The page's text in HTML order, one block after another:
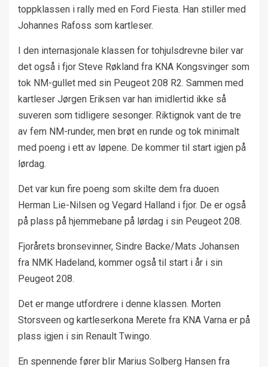
toppklassen i rally med en Ford Fiesta. Han stiller med
Johannes Rafoss som kartleser.
I den internasjonale klassen for tohjulsdrevne biler var
det også i fjor Steve Røkland fra KNA Kongsvinger som
tok NM-gullet med sin Peugeot 208 R2. Sammen med
kartleser Jørgen Eriksen var han imidlertid ikke så
suveren som tidligere sesonger. Riktignok vant de tre
av fem NM-runder, men brøt en runde og tok minimalt
med poeng i ett av løpene. De kommer til start igjen på
lørdag.
Det var kun fire poeng som skilte dem fra duoen
Herman Lie-Nilsen og Vegard Halland i fjor. De er også
på plass på hjemmebane på lørdag i sin Peugeot 208.
Fjorårets bronsevinner, Sindre Backe/Mats Johansen
fra NMK Hadeland, kommer også til start i år i sin
Peugeot 208.
Det er mange utfordrere i denne klassen. Morten
Storsveen og kartleserkona Merete fra KNA Varna er på
plass igjen i sin Renault Twingo.
En spennende fører blir Marius Solberg Hansen fra